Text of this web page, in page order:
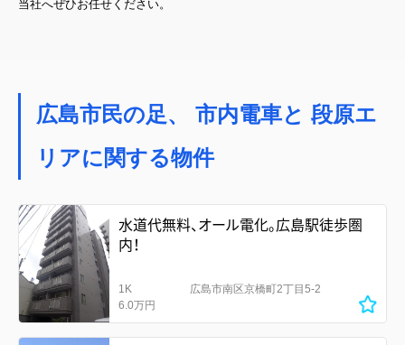
当社へぜひお任せください。
広島市民の足、 市内電車と 段原エ
リアに関する物件
水道代無料、オール電化。広島駅徒歩圏
内！
1K
6.0万円
広島市南区京橋町2丁目5-2